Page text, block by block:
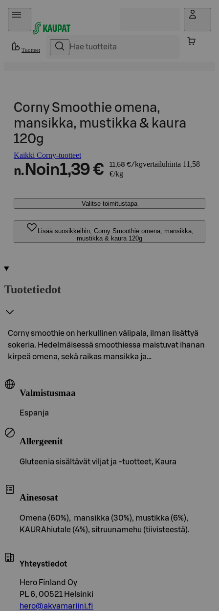
Hyppää sisältöön
Tuotteet
Corny Smoothie omena,
mansikka, mustikka & kaura
120g
Kaikki Corny-tuotteet
n. Noin1,39 € 11,58 €/kgvertailuhinta 11,58
€/kg
Valitse toimitustapa
Lisää suosikkeihin, Corny Smoothie omena, mansikka,
mustikka & kaura 120g
Tuotetiedot
Corny smoothie on herkullinen välipala, ilman lisättyä
sokeria. Hedelmäisessä smoothiessa maistuvat ihanan
kirpeä omena, sekä raikas mansikka ja…
Valmistusmaa
Espanja
Allergeenit
Gluteenia sisältävät viljat ja -tuotteet, Kaura
Ainesosat
Omena (60%), mansikka (30%), mustikka (6%),
KAURAhiutale (4%), sitruunamehu (tiivisteestä).
Yhteystiedot
Hero Finland Oy
PL 6, 00521 Helsinki
hero@akvamariini.fi